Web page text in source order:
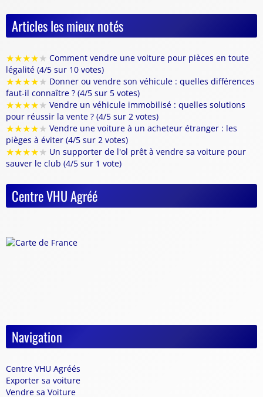
Articles les mieux notés
★★★★★ Comment vendre une voiture pour pièces en toute
légalité (4/5 sur 10 votes)
★★★★★ Donner ou vendre son véhicule : quelles différences
faut-il connaître ? (4/5 sur 5 votes)
★★★★★ Vendre un véhicule immobilisé : quelles solutions
pour réussir la vente ? (4/5 sur 2 votes)
★★★★★ Vendre une voiture à un acheteur étranger : les
pièges à éviter (4/5 sur 2 votes)
★★★★★ Un supporter de l'ol prêt à vendre sa voiture pour
sauver le club (4/5 sur 1 vote)
Centre VHU Agréé
Navigation
Centre VHU Agréés
Exporter sa voiture
Vendre sa Voiture